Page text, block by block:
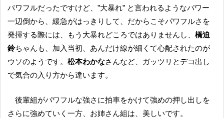
パワフルだったですけど、”大暴れ” と言われるようなパワー
一辺倒から、緩急がはっきりして、だからこそパワフルさを
発揮する際には、もう大暴れどころではありませんし、 橋迫
鈴ちゃんも、加入当初、あんだけ線が細くて心配されたのが
ウソのようです。 松本わかなさんなど、ガッツリとデコ出し
で気合の入り方から違います。
後輩組がパワフルな強さに拍車をかけて強めの押し出しを
さらに強めていく一方、お姉さん組は、美しいです。